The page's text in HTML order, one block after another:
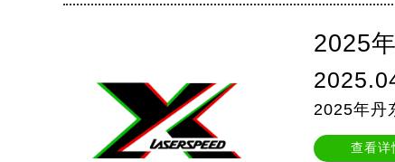
2025
2025年丹
查看详